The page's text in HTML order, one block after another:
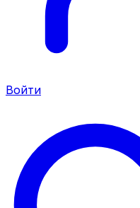
Войти